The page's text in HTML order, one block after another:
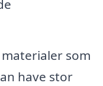
materialer som
have stor